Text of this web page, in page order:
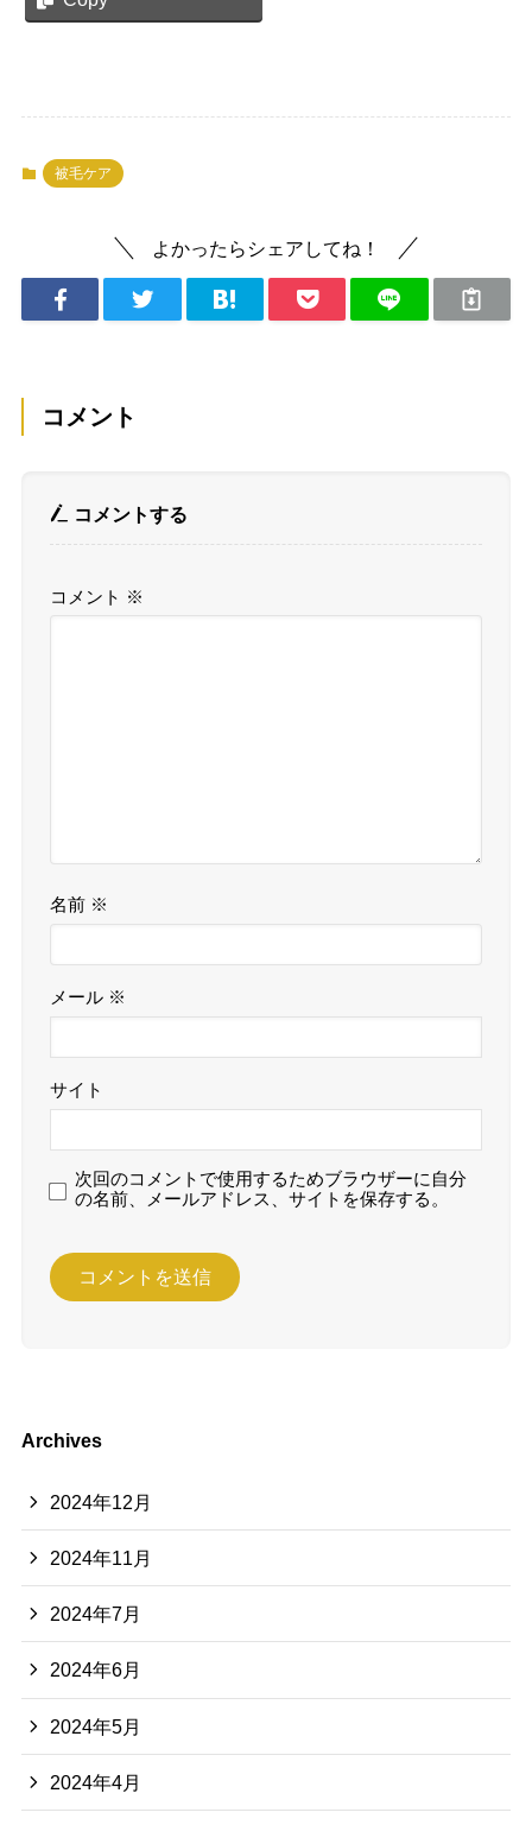
被毛ケア
よかったらシェアしてね！
コメント
コメントする
コメント ※
名前 ※
メール ※
サイト
次回のコメントで使用するためブラウザーに自分
の名前、メールアドレス、サイトを保存する。
Archives
2024年12月
2024年11月
2024年7月
2024年6月
2024年5月
2024年4月